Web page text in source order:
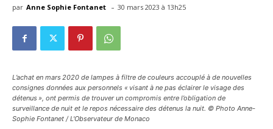
par Anne Sophie Fontanet - 30 mars 2023 à 13h25
L’achat en mars 2020 de lampes à filtre de couleurs accouplé à de nouvelles
consignes données aux personnels « visant à ne pas éclairer le visage des
détenus », ont permis de trouver un compromis entre l’obligation de
surveillance de nuit et le repos nécessaire des détenus la nuit. © Photo Anne-
Sophie Fontanet / L'Observateur de Monaco